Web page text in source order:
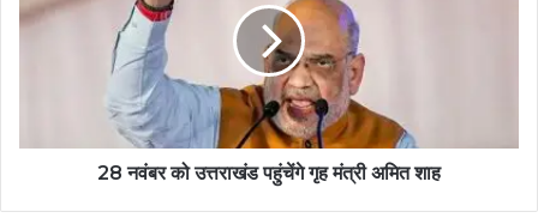
28 नवंबर को उत्तराखंड पहुंचेंगे गृह मंत्री अमित शाह